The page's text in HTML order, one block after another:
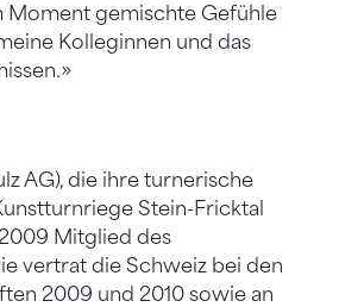
Moment gemischte Gefühle
Kolleginnen und das
AG), die ihre turnerische
Stein-Fricktal
Mitglied des
vertrat die Schweiz bei den
2009 und 2010 sowie an